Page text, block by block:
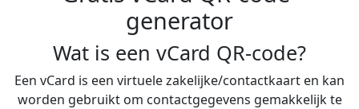
generator
Wat is een vCard QR-code?
Een vCard is een virtuele zakelijke/contactkaart en kan
worden gebruikt om contactgegevens gemakkelijk te